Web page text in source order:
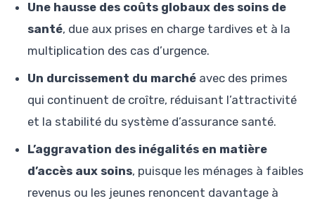
Une hausse des coûts globaux des soins de
santé, due aux prises en charge tardives et à la
multiplication des cas d’urgence.
Un durcissement du marché avec des primes
qui continuent de croître, réduisant l’attractivité
et la stabilité du système d’assurance santé.
L’aggravation des inégalités en matière
d’accès aux soins, puisque les ménages à faibles
revenus ou les jeunes renoncent davantage à